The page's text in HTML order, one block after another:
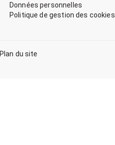
Données personnelles
Politique de gestion des cookies
Plan du site